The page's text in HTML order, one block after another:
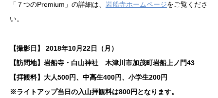
「７つのPremium」の詳細は、 岩船寺ホームページをご覧くださ
い。
【撮影日】 2018年10月22日（月）
【訪問地】岩船寺・白山神社 木津川市加茂町岩船上ノ門43
【拝観料】大人500円、中高生400円、小学生200円
※ライトアップ当日の入山拝観料は800円となります。